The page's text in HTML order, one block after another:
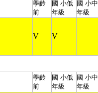
學齡
前
國 小低
年級
國 小中
年級
V V
學齡
前
國 小低
年級
國 小中
年級